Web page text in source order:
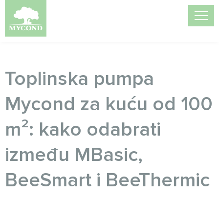
Toplinska pumpa
Mycond za kuću od 100
m²: kako odabrati
između MBasic,
BeeSmart i BeeThermic